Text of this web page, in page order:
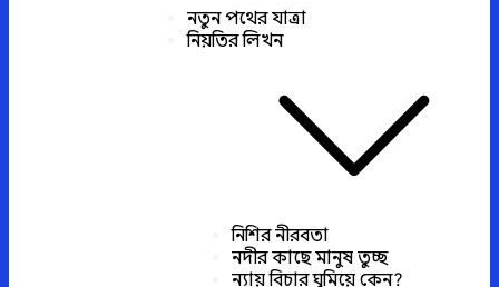
নতুন পথের যাত্রা
নিয়তির লিখন
নিশির নীরবতা
নদীর কাছে মানুষ তুচ্ছ
ন্যায় বিচার ঘুমিয়ে কেন?